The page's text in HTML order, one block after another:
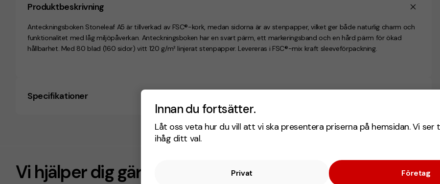
Innan du fortsätter.
Låt oss veta hur du vill att vi ska presentera priserna på hemsidan. Vi ser
ihåg ditt val.
Privat Företag
Produktbeskrivning
Anteckningsboken Stoneleaf A5 är tillverkad av FSC®-kork, medan sidorna är av stenpapper, vilket ger både naturlig charm och
funktionalitet med låg miljöpåverkan. Anteckningsboken har en svart pärm, ett markeringsband och en hård pärm för ökad
hållbarhet. Med 80 blad (160 sidor) vitt 120 g/m² linjerat stenpapper. Levereras i FSC®-mix kraft sleeveförpackning.
Specifikationer
Vi hjälper dig gärna!